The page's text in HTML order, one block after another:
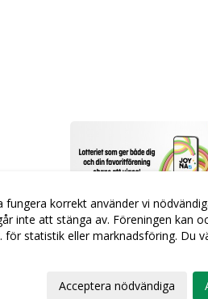
fungera korrekt använder vi
inte att stänga av. Föreningen kan
för statistik eller marknadsföring. Du
Acceptera nödvändiga